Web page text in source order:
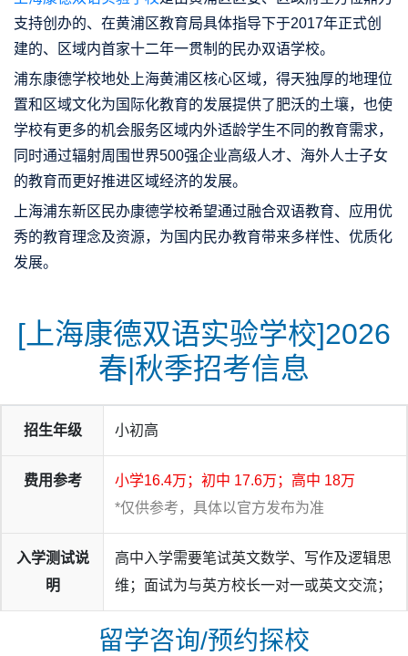
支持创办的、在黄浦区教育局具体指导下于2017年正式创
建的、区域内首家十二年一贯制的民办双语学校。
浦东康德学校地处上海黄浦区核心区域，得天独厚的地理位
置和区域文化为国际化教育的发展提供了肥沃的土壤，也使
学校有更多的机会服务区域内外适龄学生不同的教育需求，
同时通过辐射周围世界500强企业高级人才、海外人士子女
的教育而更好推进区域经济的发展。
上海浦东新区民办康德学校希望通过融合双语教育、应用优
秀的教育理念及资源，为国内民办教育带来多样性、优质化
发展。
[上海康德双语实验学校]2026
春|秋季招考信息
招生年级 小初高
费用参考
小学16.4万；初中 17.6万；高中 18万
*仅供参考，具体以官方发布为准
入学测试说
明
高中入学需要笔试英文数学、写作及逻辑思
维；面试为与英方校长一对一或英文交流；
留学咨询/预约探校